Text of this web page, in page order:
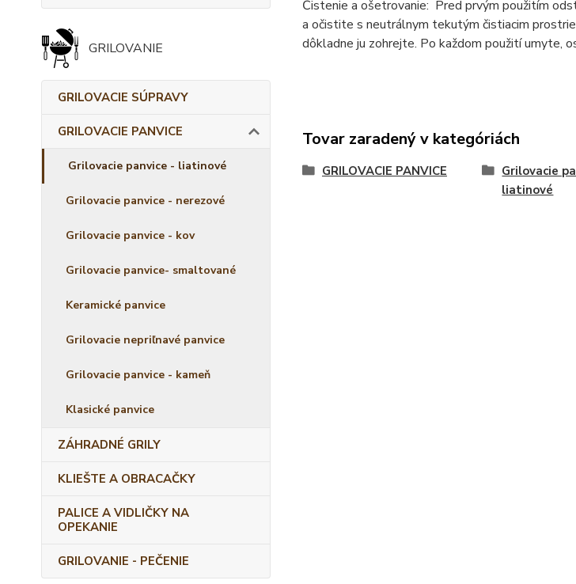
GRILOVANIE
GRILOVACIE SÚPRAVY
GRILOVACIE PANVICE
Grilovacie panvice - liatinové
Grilovacie panvice - nerezové
Grilovacie panvice - kov
Grilovacie panvice- smaltované
Keramické panvice
Grilovacie nepriľnavé panvice
Grilovacie panvice - kameň
Klasické panvice
ZÁHRADNÉ GRILY
KLIEŠTE A OBRACAČKY
PALICE A VIDLIČKY NA
OPEKANIE
GRILOVANIE - PEČENIE
Čistenie a ošetrovanie: Pred prvým použitím
a očistite s neutrálnym tekutým čistiacim
dôkladne ju zohrejte. Po každom použití umyte,
Tovar zaradený v kategóriách
GRILOVACIE PANVICE
Grilovacie
liatinové